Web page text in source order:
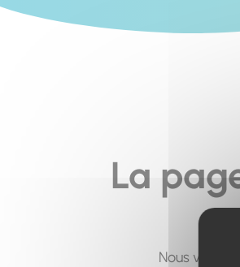
La
Nous vous